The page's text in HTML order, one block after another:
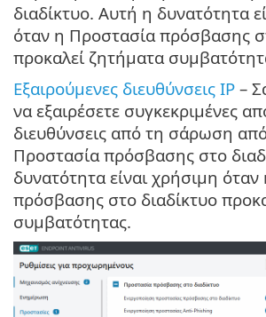
διαδίκτυο. Αυτή η δυνατότητα
όταν η Προστασία πρόσβασης
προκαλεί ζητήματα
Εξαιρούμενες διευθύνσεις IP –
να εξαιρέσετε συγκεκριμένες
διευθύνσεις από τη σάρωση
Προστασία πρόσβασης στο
δυνατότητα είναι χρήσιμη
πρόσβασης στο διαδίκτυο
συμβατότητας.